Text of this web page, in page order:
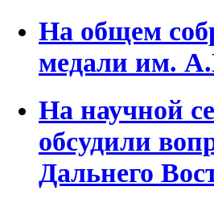
На общем
медали им.
На научной
обсудили
Дальнего